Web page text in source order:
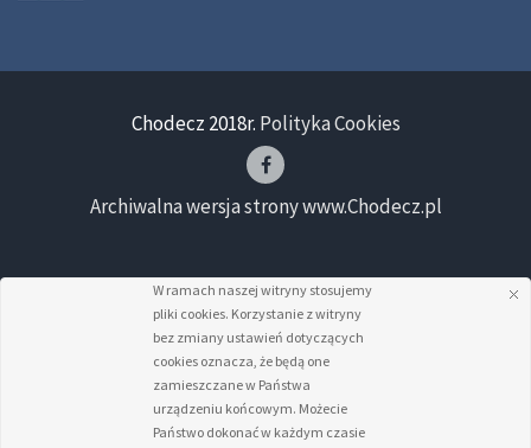
Chodecz 2018r. Polityka Cookies
Archiwalna wersja strony www.Chodecz.pl
W ramach naszej witryny stosujemy
pliki cookies. Korzystanie z witryny
bez zmiany ustawień dotyczących
cookies oznacza, że będą one
zamieszczane w Państwa
urządzeniu końcowym. Możecie
Państwo dokonać w każdym czasie